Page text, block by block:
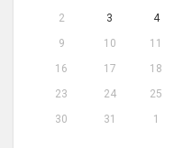
2
3 4
9
10 11
16
17 18
23
24 25
30
31 1